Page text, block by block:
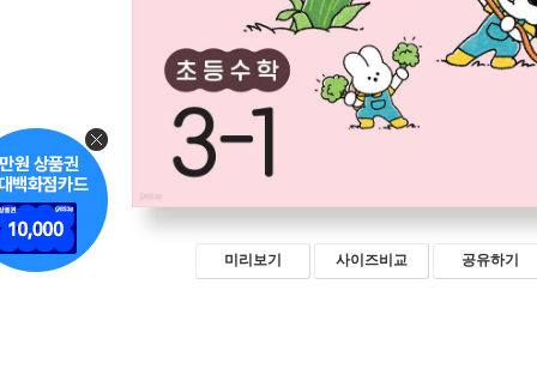
미리보기 사이즈비교 공유하기